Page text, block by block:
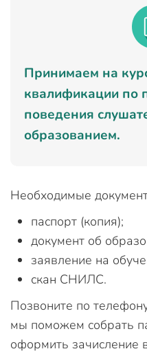
Принимаем на
квалификации по
поведения
образованием.
Необходимые
паспорт (копия);
документ об
заявление на
скан СНИЛС.
Позвоните по
мы поможем собрать
оформить зачисление